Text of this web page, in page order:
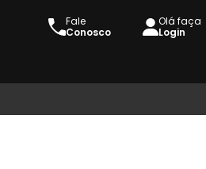
Fale
Conosco
Olá faça
Login